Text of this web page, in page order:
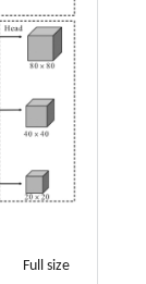
Full size